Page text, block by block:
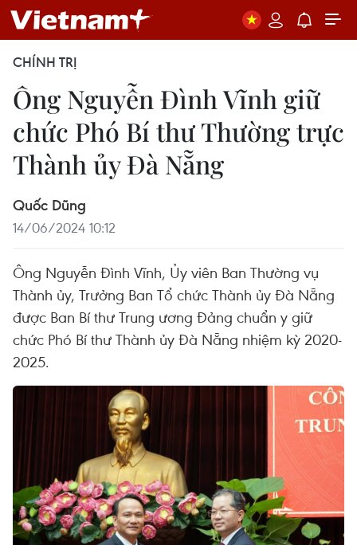
CHÍNH TRỊ
Ông Nguyễn Đình Vĩnh giữ
chức Phó Bí thư Thường trực
Thành ủy Đà Nẵng
Quốc Dũng
14/06/2024 10:12
Ông Nguyễn Đình Vĩnh, Ủy viên Ban Thường vụ
Thành ủy, Trưởng Ban Tổ chức Thành ủy Đà Nẵng
được Ban Bí thư Trung ương Đảng chuẩn y giữ
chức Phó Bí thư Thành ủy Đà Nẵng nhiệm kỳ 2020-
2025.